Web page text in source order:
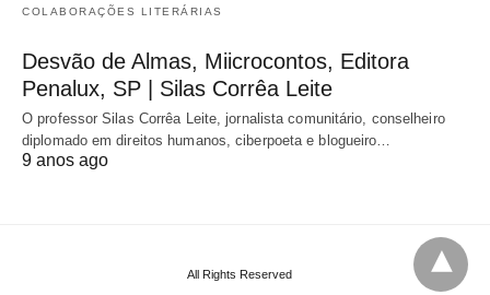
COLABORAÇÕES LITERÁRIAS
Desvão de Almas, Miicrocontos, Editora
Penalux, SP | Silas Corrêa Leite
O professor Silas Corrêa Leite, jornalista comunitário, conselheiro
diplomado em direitos humanos, ciberpoeta e blogueiro…
9 anos ago
All Rights Reserved